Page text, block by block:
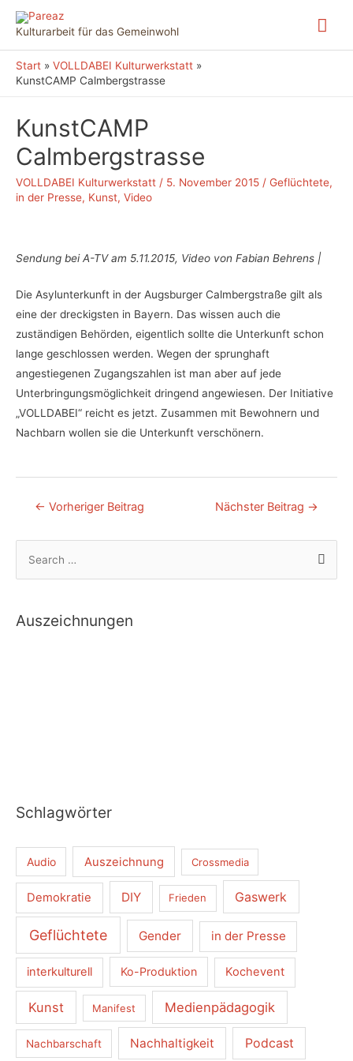
Zum
Inhalt
springen
Kulturarbeit für das Gemeinwohl
Start
VOLLDABEI Kulturwerkstatt
KunstCAMP Calmbergstrasse
KunstCAMP
Calmbergstrasse
VOLLDABEI Kulturwerkstatt / 5. November 2015 / Geflüchtete,
in der Presse, Kunst, Video
Sendung bei A-TV am 5.11.2015, Video von Fabian Behrens |
Die Asylunterkunft in der Augsburger Calmbergstraße gilt als
eine der dreckigsten in Bayern. Das wissen auch die
zuständigen Behörden, eigentlich sollte die Unterkunft schon
lange geschlossen werden. Wegen der sprunghaft
angestiegenen Zugangszahlen ist man aber auf jede
Unterbringungsmöglichkeit dringend angewiesen. Der Initiative
„VOLLDABEI“ reicht es jetzt. Zusammen mit Bewohnern und
Nachbarn wollen sie die Unterkunft verschönern.
Beitragsnavigation
← Vorheriger Beitrag Nächster Beitrag →
h
Auszeichnungen
Schlagwörter
Audio Auszeichnung Crossmedia
Demokratie DIY Frieden Gaswerk
Geflüchtete Gender in der Presse
interkulturell Ko-Produktion Kochevent
Kunst Manifest Medienpädagogik
Nachbarschaft Nachhaltigkeit Podcast